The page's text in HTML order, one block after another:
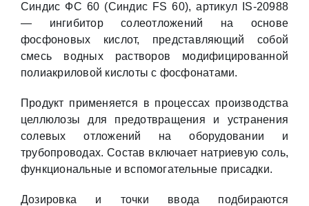
Синдис ФС 60 (Синдис FS 60), артикул IS-20988
— ингибитор солеотложений на основе
фосфоновых кислот, представляющий собой
смесь водных растворов модифицированной
полиакриловой кислоты с фосфонатами.
Продукт применяется в процессах производства
целлюлозы для предотвращения и устранения
солевых отложений на оборудовании и
трубопроводах. Состав включает натриевую соль,
функциональные и вспомогательные присадки.
Дозировка и точки ввода подбираются